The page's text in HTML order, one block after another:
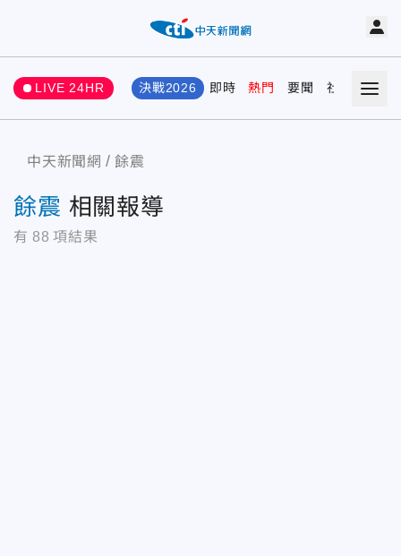
LIVE 24HR 決戰2026 即時 熱門 要聞 社會 娛樂
中天新聞網 餘震
餘震 相關報導
有 88 項結果